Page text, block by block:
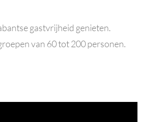
gastvrijheid genieten.
van 60 tot 200 personen.